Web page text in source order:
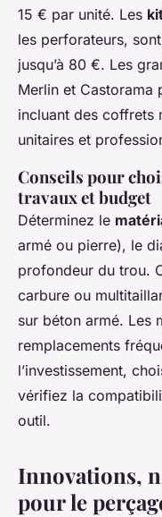
15 € par unité. Les
les perforateurs,
jusqu’à 80 €. Les
Merlin et Castorama
incluant des coffrets
unitaires et
Conseils pour
travaux et budget
Déterminez le
armé ou pierre), le
profondeur du trou.
carbure ou
sur béton armé. Les
remplacements
l’investissement,
vérifiez la
outil.
Innovations,
pour le